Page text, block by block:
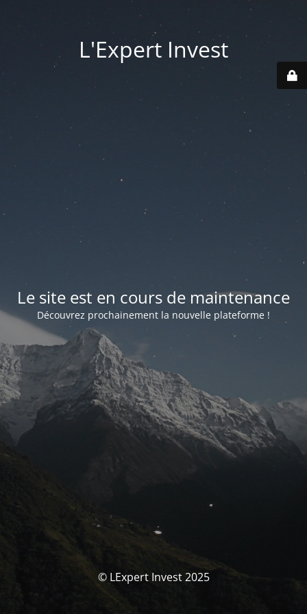
L'Expert Invest
Le site est en cours de maintenance
Découvrez prochainement la nouvelle plateforme !
© LExpert Invest 2025